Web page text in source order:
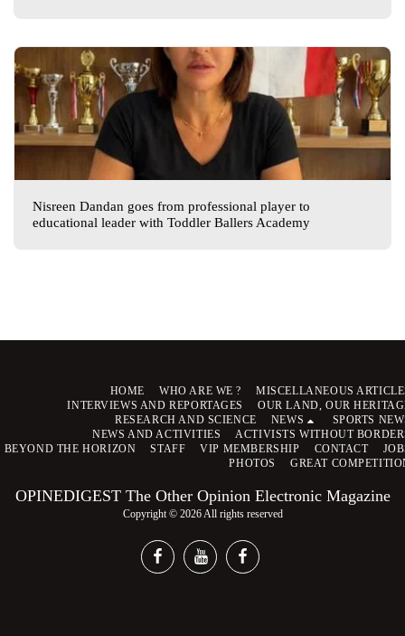
Nisreen Dandan goes from professional player to
educational leader with Toddler Ballers Academy
OPINEDIGEST The Other Opinion Electronic Magazine
Copyright © 2026 All rights reserved
HOME WHO ARE WE ?
MISCELLANEOUS
INTERVIEWS AND REPORTAGES
OUR LAND, OUR
RESEARCH AND SCIENCE
NEWS
SPORTS
NEWS AND ACTIVITIES
ACTIVISTS WITHOUT
BEYOND THE HORIZON
STAFF VIP MEMBERSHIP CONTACT
PHOTOS
GREAT